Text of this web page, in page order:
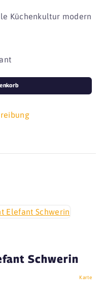
Küchenkultur modern
Schwerin
Karte